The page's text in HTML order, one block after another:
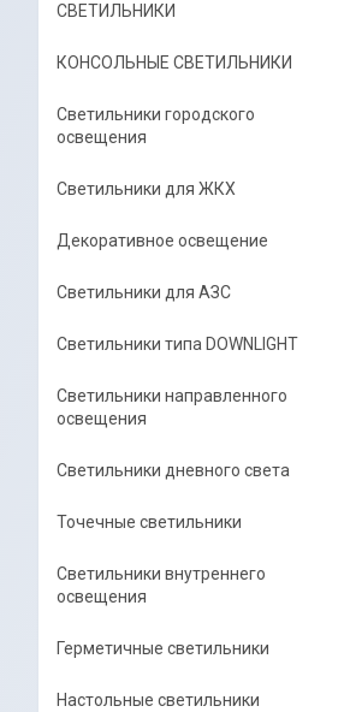
СВЕТИЛЬНИКИ
КОНСОЛЬНЫЕ СВЕТИЛЬНИКИ
Светильники городского
освещения
Светильники для ЖКХ
Декоративное освещение
Светильники для АЗС
Светильники типа DOWNLIGHT
Светильники направленного
освещения
Светильники дневного света
Точечные светильники
Светильники внутреннего
освещения
Герметичные светильники
Настольные светильники